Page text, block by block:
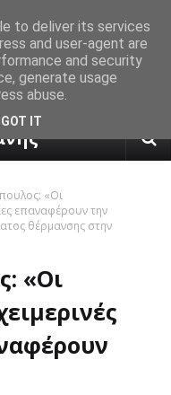
πρόγνωση καιρού από το
«Οι
επαναφέρουν την
θέρμανσης στην
«Οι
to deliver its services
and user-agent are
and security
generate usage
abuse.
GOT IT